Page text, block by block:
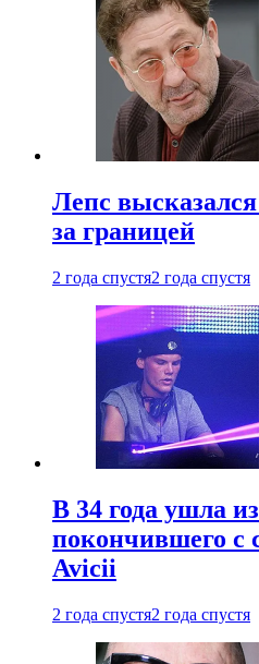
Лепс
за границей
2 года спустя2 года спустя
В 34 года ушла
покончившего с
Avicii
2 года спустя2 года спустя